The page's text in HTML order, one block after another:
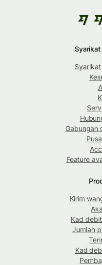
Gabungan
Feature
Kirim
Kad
Jumlah
Kad